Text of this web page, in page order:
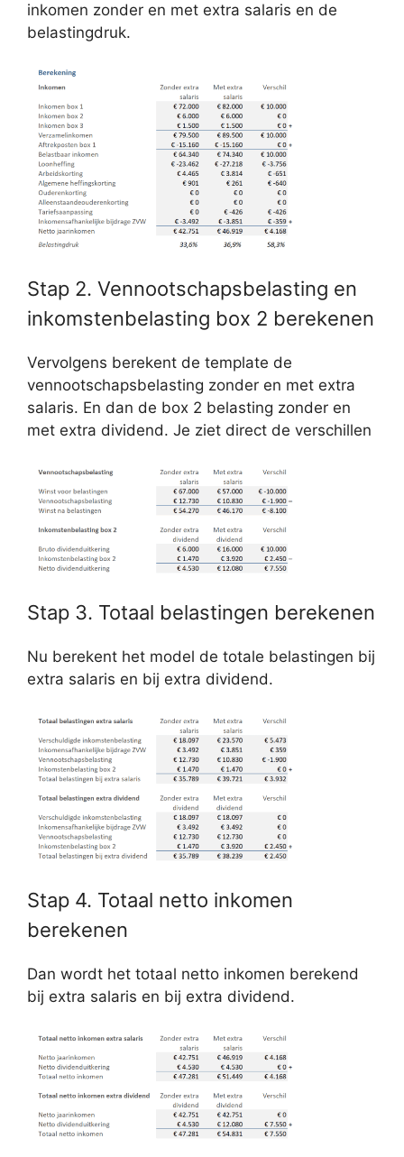
inkomen zonder en met extra salaris en de
belastingdruk.
Stap 2. Vennootschapsbelasting en
inkomstenbelasting box 2 berekenen
Vervolgens berekent de template de
vennootschapsbelasting zonder en met extra
salaris. En dan de box 2 belasting zonder en
met extra dividend. Je ziet direct de verschillen
Stap 3. Totaal belastingen berekenen
Nu berekent het model de totale belastingen bij
extra salaris en bij extra dividend.
Stap 4. Totaal netto inkomen
berekenen
Dan wordt het totaal netto inkomen berekend
bij extra salaris en bij extra dividend.